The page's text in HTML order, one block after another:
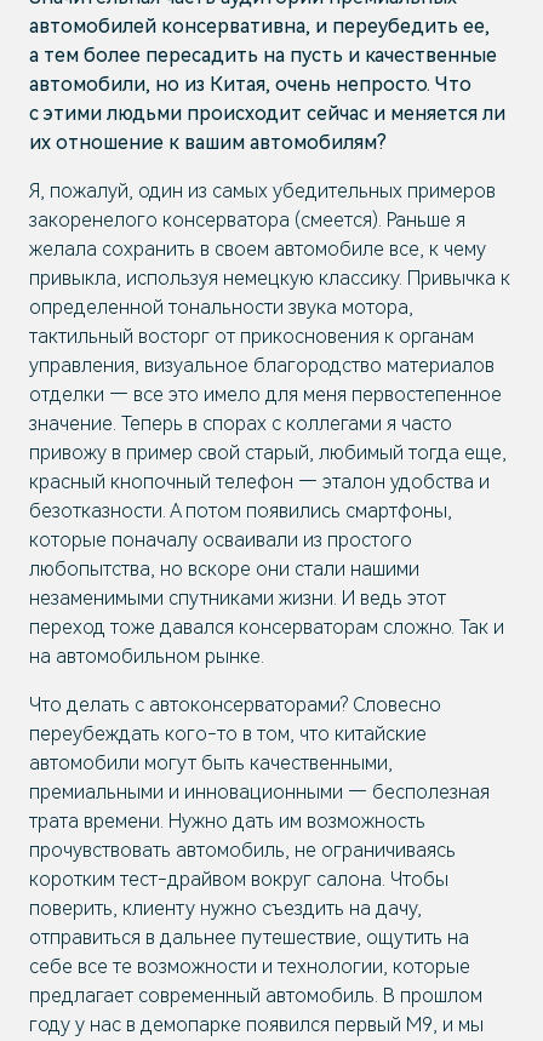
автомобилей консервативна, и переубедить ее,
а тем более пересадить на пусть и качественные
автомобили, но из Китая, очень непросто. Что
с этими людьми происходит сейчас и меняется ли
их отношение к вашим автомобилям?
Я, пожалуй, один из самых убедительных примеров
закоренелого консерватора (смеется). Раньше я
желала сохранить в своем автомобиле все, к чему
привыкла, используя немецкую классику. Привычка к
определенной тональности звука мотора,
тактильный восторг от прикосновения к органам
управления, визуальное благородство материалов
отделки — все это имело для меня первостепенное
значение. Теперь в спорах с коллегами я часто
привожу в пример свой старый, любимый тогда еще,
красный кнопочный телефон — эталон удобства и
безотказности. А потом появились смартфоны,
которые поначалу осваивали из простого
любопытства, но вскоре они стали нашими
незаменимыми спутниками жизни. И ведь этот
переход тоже давался консерваторам сложно. Так и
на автомобильном рынке.
Что делать с автоконсерваторами? Словесно
переубеждать кого-то в том, что китайские
автомобили могут быть качественными,
премиальными и инновационными — бесполезная
трата времени. Нужно дать им возможность
прочувствовать автомобиль, не ограничиваясь
коротким тест-драйвом вокруг салона. Чтобы
поверить, клиенту нужно съездить на дачу,
отправиться в дальнее путешествие, ощутить на
себе все те возможности и технологии, которые
предлагает современный автомобиль. В прошлом
году у нас в демопарке появился первый М9, и мы